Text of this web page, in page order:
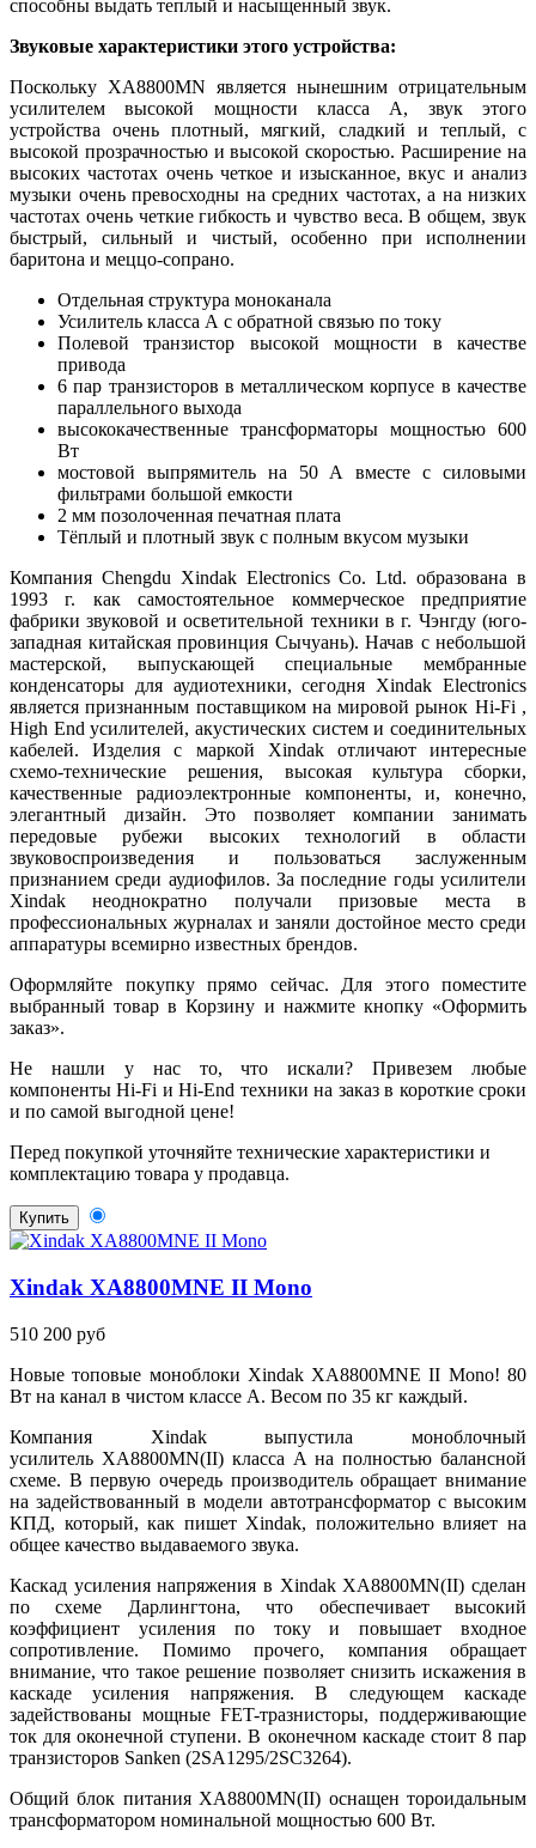
способны выдать теплый и насыщенный звук.
Звуковые характеристики этого устройства:
Поскольку XA8800MN является нынешним отрицательным
усилителем высокой мощности класса A, звук этого
устройства очень плотный, мягкий, сладкий и теплый, с
высокой прозрачностью и высокой скоростью. Расширение на
высоких частотах очень четкое и изысканное, вкус и анализ
музыки очень превосходны на средних частотах, а на низких
частотах очень четкие гибкость и чувство веса. В общем, звук
быстрый, сильный и чистый, особенно при исполнении
баритона и меццо-сопрано.
Отдельная структура моноканала
Усилитель класса А с обратной связью по току
Полевой транзистор высокой мощности в качестве
привода
6 пар транзисторов в металлическом корпусе в качестве
параллельного выхода
высококачественные трансформаторы мощностью 600
Вт
мостовой выпрямитель на 50 А вместе с силовыми
фильтрами большой емкости
2 мм позолоченная печатная плата
Тёплый и плотный звук с полным вкусом музыки
Компания Chengdu Xindak Electronics Co. Ltd. образована в
1993 г. как самостоятельное коммерческое предприятие
фабрики звуковой и осветительной техники в г. Чэнгду (юго-
западная китайская провинция Сычуань). Начав с небольшой
мастерской, выпускающей специальные мембранные
конденсаторы для аудиотехники, сегодня Xindak Electronics
является признанным поставщиком на мировой рынок Hi-Fi ,
High End усилителей, акустических систем и соединительных
кабелей. Изделия с маркой Xindak отличают интересные
схемо-технические решения, высокая культура сборки,
качественные радиоэлектронные компоненты, и, конечно,
элегантный дизайн. Это позволяет компании занимать
передовые рубежи высоких технологий в области
звуковоспроизведения и пользоваться заслуженным
признанием среди аудиофилов. За последние годы усилители
Xindak неоднократно получали призовые места в
профессиональных журналах и заняли достойное место среди
аппаратуры всемирно известных брендов.
Оформляйте покупку прямо сейчас. Для этого поместите
выбранный товар в Корзину и нажмите кнопку «Оформить
заказ».
Не нашли у нас то, что искали? Привезем любые
компоненты Hi-Fi и Hi-End техники на заказ в короткие сроки
и по самой выгодной цене!
Перед покупкой уточняйте технические характеристики и
комплектацию товара у продавца.
Купить
Xindak XA8800MNE II Mono
510 200 руб
Новые топовые моноблоки Xindak XA8800MNE II Mono! 80
Вт на канал в чистом классе A. Весом по 35 кг каждый.
Компания Xindak выпустила моноблочный
усилитель XA8800MN(II) класса A на полностью балансной
схеме. В первую очередь производитель обращает внимание
на задействованный в модели автотрансформатор c высоким
КПД, который, как пишет Xindak, положительно влияет на
общее качество выдаваемого звука.
Каскад усиления напряжения в Xindak XA8800MN(II) сделан
по схеме Дарлингтона, что обеспечивает высокий
коэффициент усиления по току и повышает входное
сопротивление. Помимо прочего, компания обращает
внимание, что такое решение позволяет снизить искажения в
каскаде усиления напряжения. В следующем каскаде
задействованы мощные FET-тразнисторы, поддерживающие
ток для оконечной ступени. В оконечном каскаде стоит 8 пар
транзисторов Sanken (2SA1295/2SC3264).
Общий блок питания XA8800MN(II) оснащен тороидальным
трансформатором номинальной мощностью 600 Вт.